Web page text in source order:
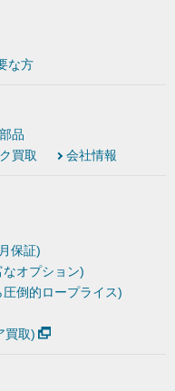
な方
品
買取 会社情報
保証)
なオプション)
倒的ロープライス)
買取)